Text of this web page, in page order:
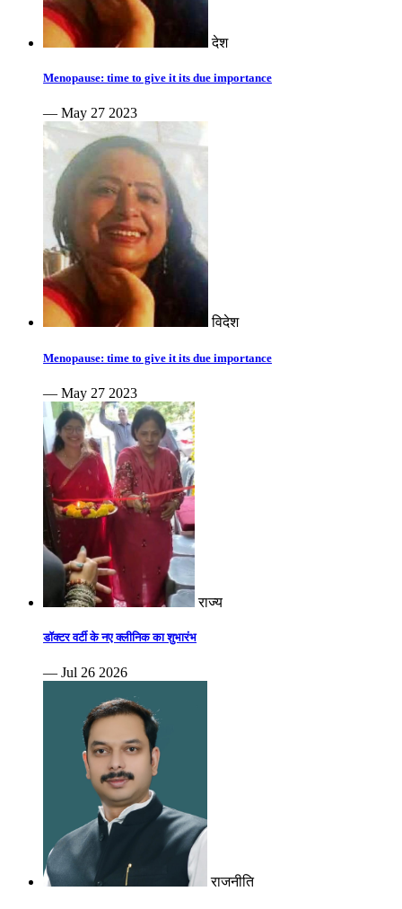
देश
Menopause: time to give it its due importance
— May 27 2023
विदेश
Menopause: time to give it its due importance
— May 27 2023
राज्य
डॉक्टर वर्टी के नए क्लीनिक का शुभारंभ
— Jul 26 2026
राजनीति